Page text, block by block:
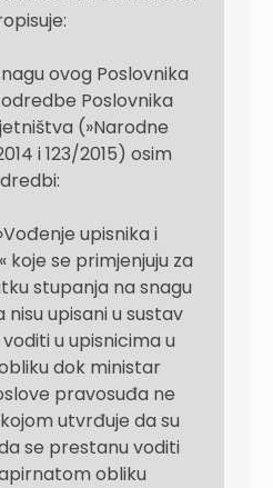
ovog Poslovnika
Poslovnika
(»Narodne
i 123/2015) osim
upisnika i
koje se primjenjuju za
stupanja na snagu
nisu upisani u sustav
voditi u upisnicima u
dok ministar
pravosuđa ne
utvrđuje da su
se prestanu voditi
obliku